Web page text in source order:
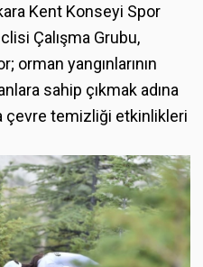
Kent Konseyi Spor
Çalışma Grubu,
orman yangınlarının
sahip çıkmak adına
çevre temizliği etkinlikleri